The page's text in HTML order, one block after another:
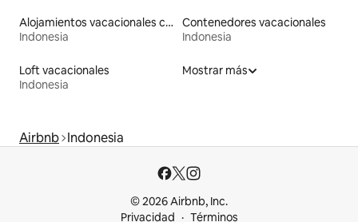
Alojamientos vacacionales con piscina
Indonesia
Contenedores vacacionales
Indonesia
Loft vacacionales
Indonesia
Mostrar más
Airbnb Indonesia
© 2026 Airbnb, Inc.
Privacidad
Términos